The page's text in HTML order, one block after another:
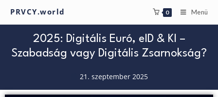
PRVCY.world 0 Menü
2025: Digitális Euró, eID & KI –
Szabadság vagy Digitális Zsarnokság?
21. szeptember 2025